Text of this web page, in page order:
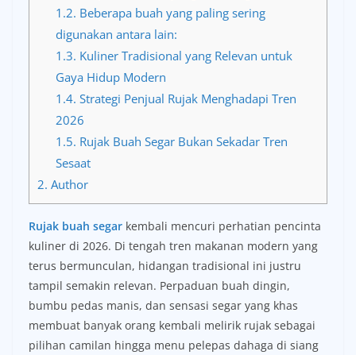
1.2. Beberapa buah yang paling sering
digunakan antara lain:
1.3. Kuliner Tradisional yang Relevan untuk
Gaya Hidup Modern
1.4. Strategi Penjual Rujak Menghadapi Tren
2026
1.5. Rujak Buah Segar Bukan Sekadar Tren
Sesaat
2. Author
Rujak buah segar kembali mencuri perhatian pencinta
kuliner di 2026. Di tengah tren makanan modern yang
terus bermunculan, hidangan tradisional ini justru
tampil semakin relevan. Perpaduan buah dingin,
bumbu pedas manis, dan sensasi segar yang khas
membuat banyak orang kembali melirik rujak sebagai
pilihan camilan hingga menu pelepas dahaga di siang